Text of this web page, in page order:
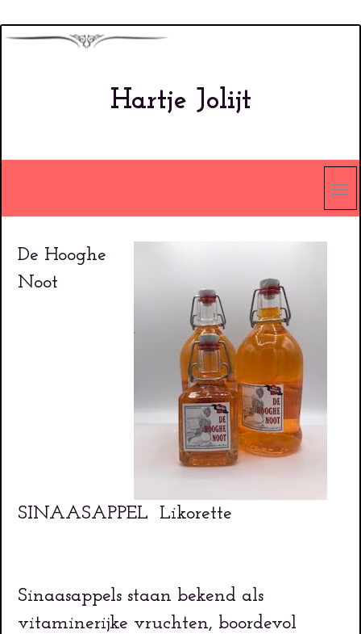
Overslaan
Hartje Jolijt
De Hooghe
Noot
SINAASAPPEL Likorette
Sinaasappels staan bekend als
vitaminerijke vruchten, boordevol